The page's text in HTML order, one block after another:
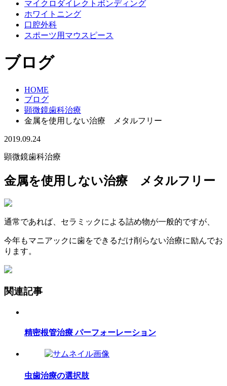
マイクロダイレクトボンディング
ホワイトニング
口腔外科
スポーツ用マウスピース
ブログ
HOME
ブログ
顕微鏡歯科治療
金属を使用しない治療 メタルフリー
2019.09.24
顕微鏡歯科治療
金属を使用しない治療 メタルフリー
通常であれば、セラミックによる詰め物が一般的ですが、
今年もマニアックに歯をできるだけ削らない治療に励んでお
ります。
関連記事
精密根管治療 パーフォーレーション
虫歯治療の選択肢